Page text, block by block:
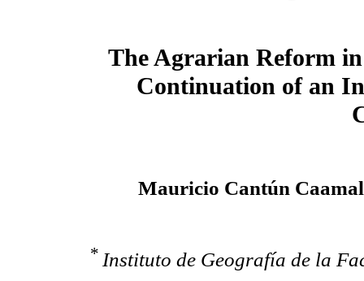
The Agrarian Reform
Continuation of an
Mauricio Cantún Caamal
* Instituto de Geografía de la